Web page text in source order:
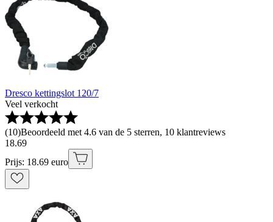
Dresco kettingslot 120/7
Veel verkocht
(10)Beoordeeld met 4.6 van de 5 sterren, 10 klantreviews
18.69
Prijs: 18.69 euro